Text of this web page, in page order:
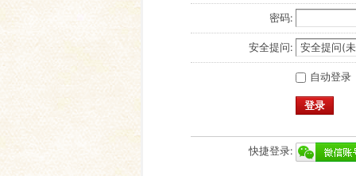
密码:
安全提问:
自动登录
登录
快捷登录: